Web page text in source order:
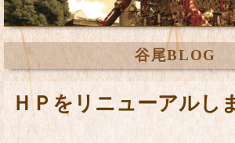
谷尾BLOG
ＨＰをリニューアルし